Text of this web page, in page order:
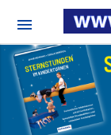
menu